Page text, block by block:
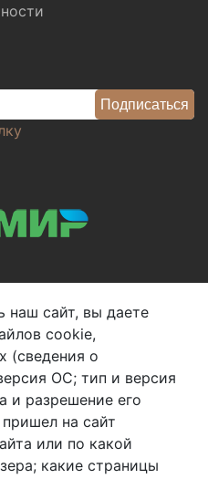
продажи
пер.
наш сайт, вы даете
cookie,
(сведения о
ОС; тип и версия
и разрешение его
на сайт
или по какой
какие страницы